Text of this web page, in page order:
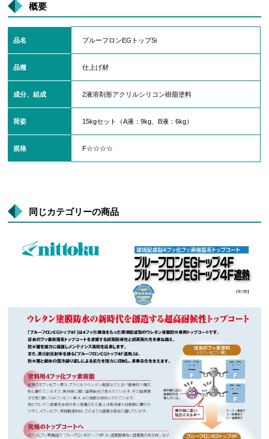
概要
品名 プルーフロンEGトップSi
品種 仕上げ材
成分、組成 2液溶剤形アクリルシリコン樹脂塗料
荷姿 15kgセット（A液：9kg、B液：6kg）
規格 F☆☆☆☆
同じカテゴリーの商品